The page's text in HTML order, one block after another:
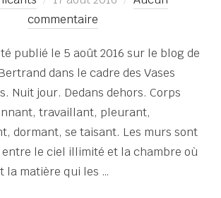
le
commentaire
publié le 5 août 2016 sur le blog de
dans le cadre des Vases
Nuit jour. Dedans dehors. Corps
travaillant, pleurant,
dormant, se taisant. Les murs sont
le ciel illimité et la chambre où
la matière qui les …